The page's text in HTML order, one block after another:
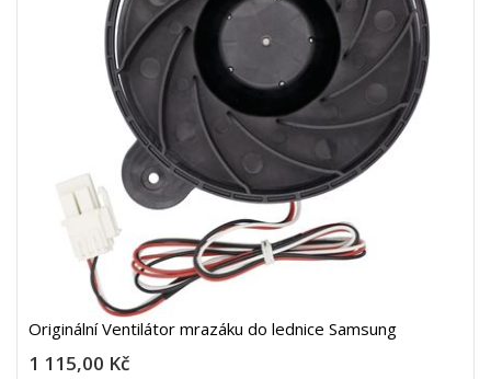
Originální Ventilátor mrazáku do lednice Samsung
1 115,00 Kč